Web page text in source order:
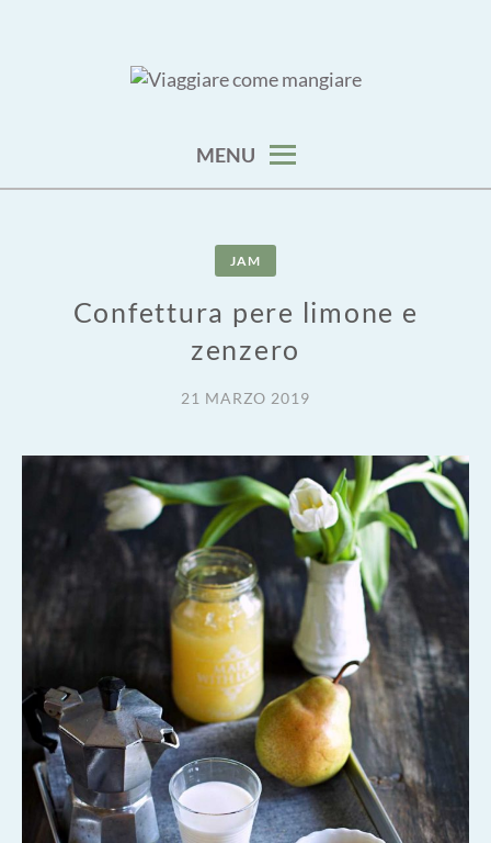
MENU
JAM
Confettura pere limone e
zenzero
21 MARZO 2019